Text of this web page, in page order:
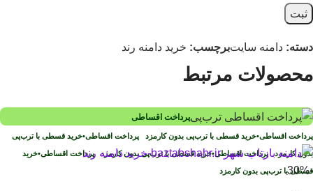
دسته: دامنه سایتبرچسب: خرید دامنه رند
محصولات مرتبط
پرداخت اقساطی
پرداخت اقساطی•خرید قسطی با ترب‌پی بدون کارمزد پرداخت اقساطی•خرید قسطی با ترب‌پی
بدون کارمزد پرداخت اقساطی•خرید قسطی با ترب‌پی بدون کارمزدپرداخت اقساطی•خرید
قسطی با ترب‌پی بدون کارمزد
-30%